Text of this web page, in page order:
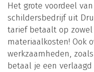
Het grote voordeel
schildersbedrijf uit
tarief betaalt op
materiaalkosten! Ook
werkzaamheden,
betaal je een